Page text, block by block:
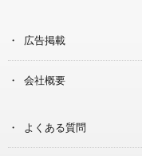
広告掲載
会社概要
よくある質問